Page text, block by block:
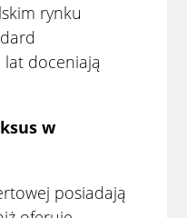
rynku
doceniają
w
posiadają